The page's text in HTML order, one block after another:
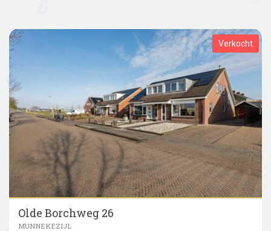
Verkocht
Olde Borchweg 26
MUNNEKEZIJL